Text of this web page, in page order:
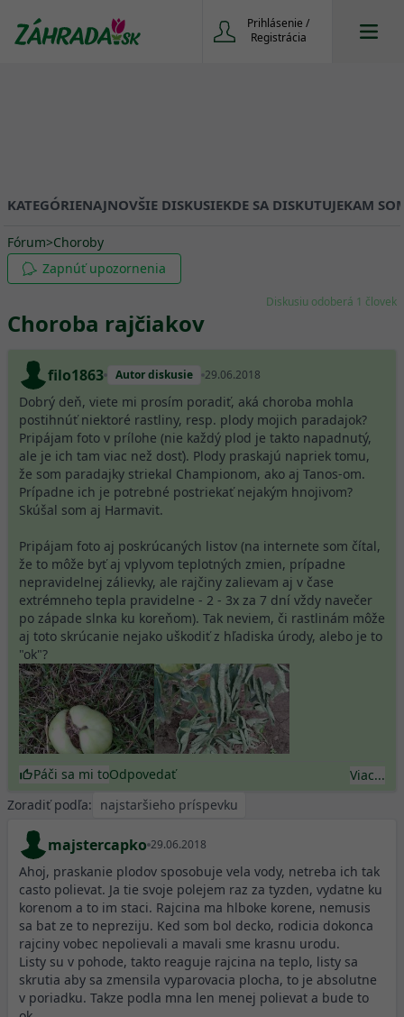
Prihlásenie /
Registrácia
KATEGÓRIENAJNOVŠIE DISKUSIEKDE SA DISKUTUJEKAM
Fórum>Choroby
Zapnúť upozornenia
Diskusiu odoberá 1 človek
Choroba rajčiakov
filo1863 Autor diskusie 29.06.2018
Dobrý deň, viete mi prosím poradiť, aká choroba mohla
postihnúť niektoré rastliny, resp. plody mojich paradajok?
Pripájam foto v prílohe (nie každý plod je takto napadnutý,
ale je ich tam viac než dosť). Plody praskajú napriek tomu,
že som paradajky striekal Championom, ako aj Tanos-om.
Prípadne ich je potrebné postriekať nejakým hnojivom?
Skúšal som aj Harmavit.
Pripájam foto aj poskrúcaných listov (na internete som čítal,
že to môže byť aj vplyvom teplotných zmien, prípadne
nepravidelnej zálievky, ale rajčiny zalievam aj v čase
extrémneho tepla pravidelne - 2 - 3x za 7 dní vždy navečer
po západe slnka ku koreňom). Tak neviem, či rastlinám môže
aj toto skrúcanie nejako uškodiť z hľadiska úrody, alebo je to
"ok"?
Páči sa mi toOdpovedať
Viac...
Zoradiť podľa:
majstercapko 29.06.2018
Ahoj, praskanie plodov sposobuje vela vody, netreba ich tak
casto polievat. Ja tie svoje polejem raz za tyzden, vydatne ku
korenom a to im staci. Rajcina ma hlboke korene, nemusis
sa bat ze to nepreziju. Ked som bol decko, rodicia dokonca
rajciny vobec nepolievali a mavali sme krasnu urodu.
Listy su v pohode, takto reaguje rajcina na teplo, listy sa
skrutia aby sa zmensila vyparovacia plocha, to je absolutne
v poriadku. Takze podla mna len menej polievat a bude to